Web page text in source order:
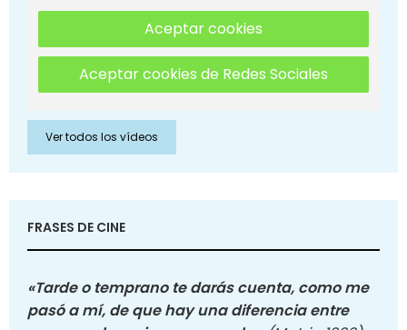
Aceptar cookies
Aceptar cookies de Redes Sociales
Ver todos los vídeos
FRASES DE CINE
«Tarde o temprano te darás cuenta, como me
pasó a mí, de que hay una diferencia entre